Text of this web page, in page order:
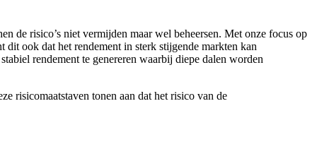
de risico’s niet vermijden maar wel beheersen. Met onze focus op
dit ook dat het rendement in sterk stijgende markten kan
rendement te genereren waarbij diepe dalen worden
risicomaatstaven tonen aan dat het risico van de